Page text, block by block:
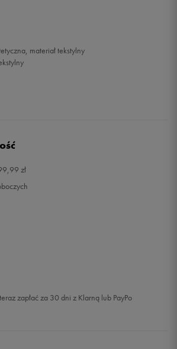
Powiadom o dostępności
materiał tekstylny
zł
zapłać za 30 dni z Klarną lub PayPo